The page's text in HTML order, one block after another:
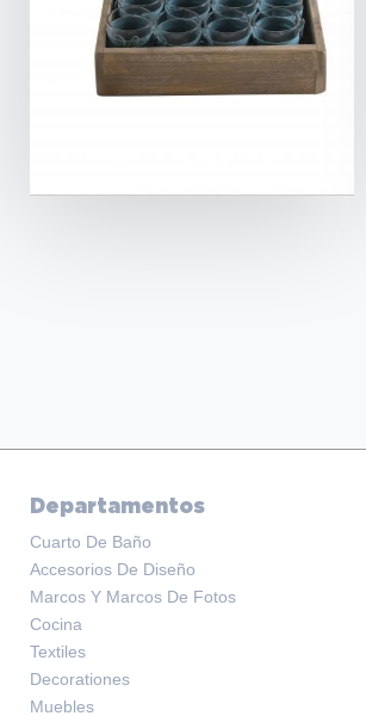
Departamentos
Cuarto De Baño
Accesorios De Diseño
Marcos Y Marcos De Fotos
Cocina
Textiles
Decorationes
Muebles